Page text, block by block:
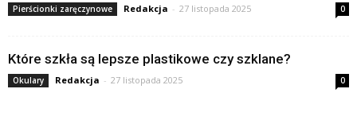
Pierścionki zaręczynowe Redakcja - 27 listopada 2025 0
Które szkła są lepsze plastikowe czy szklane?
Okulary Redakcja - 27 listopada 2025 0